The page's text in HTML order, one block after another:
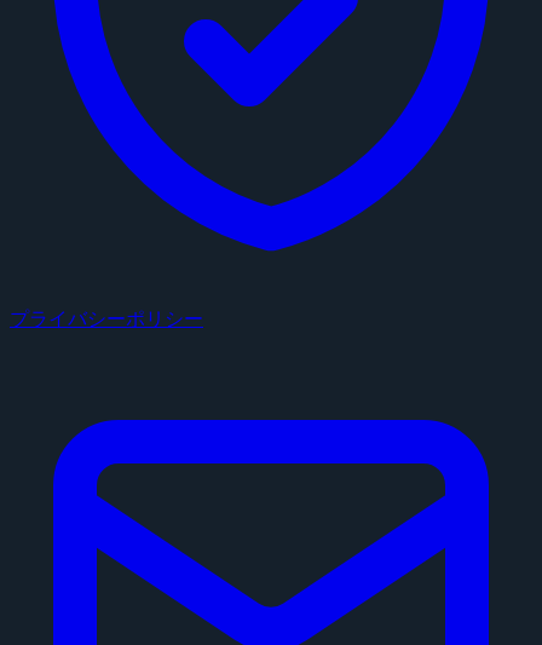
プライバシーポリシー